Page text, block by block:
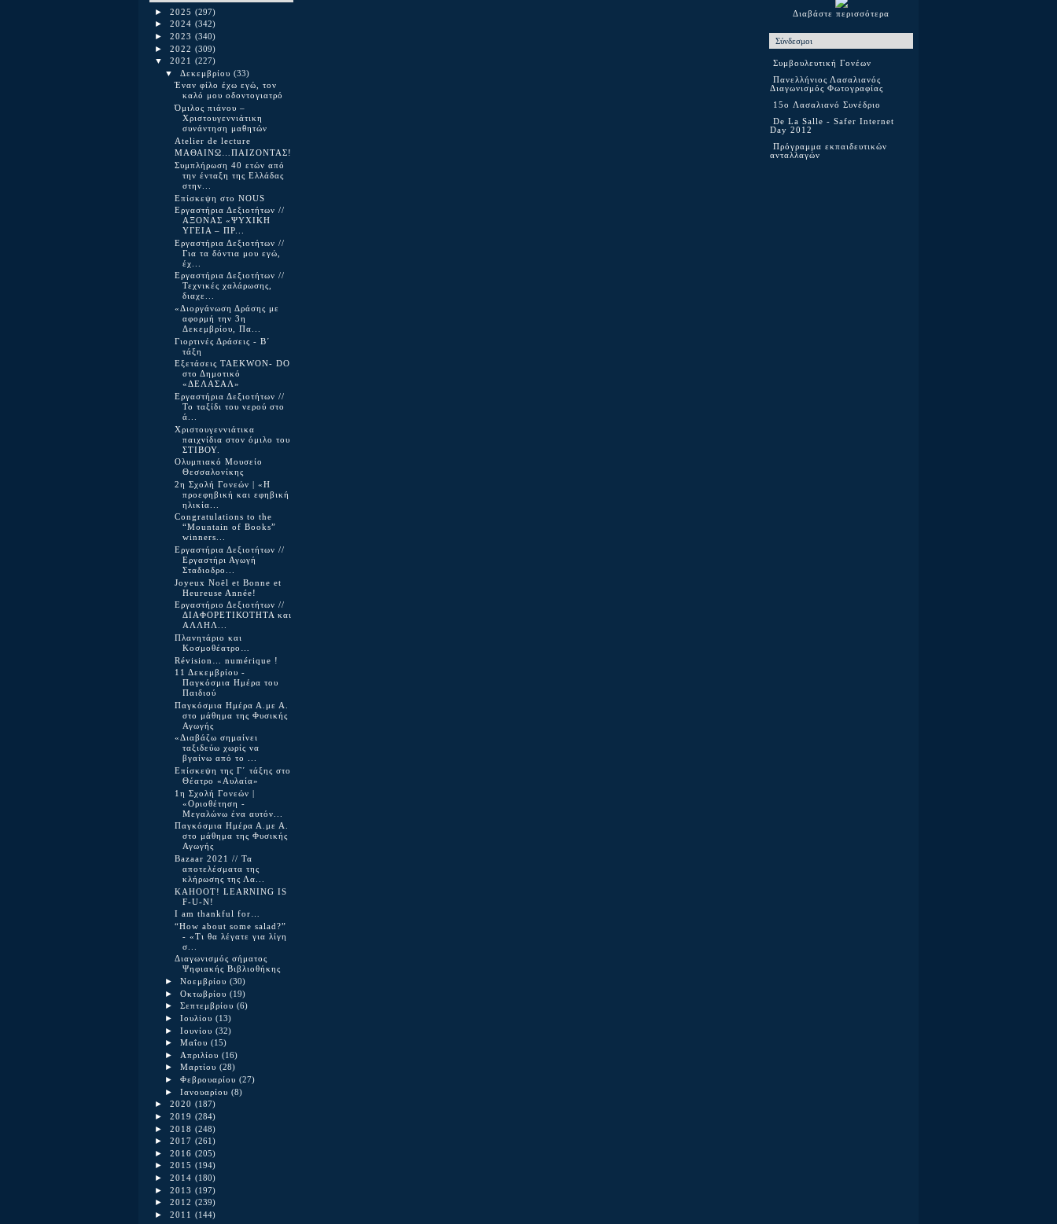
► 2025 (297)
► 2024 (342)
► 2023 (340)
► 2022 (309)
▼ 2021 (227)
▼ Δεκεμβρίου (33)
Έναν φίλο έχω εγώ, τον
καλό μου οδοντογιατρό
Όμιλος πιάνου –
Χριστουγεννιάτικη
συνάντηση μαθητών
Atelier de lecture
ΜΑΘΑΙΝΩ…ΠΑΙΖΟΝΤΑΣ!
Συμπλήρωση 40 ετών από
την ένταξη της Ελλάδας
στην...
Επίσκεψη στο NOUS
Εργαστήρια Δεξιοτήτων //
ΑΞΟΝΑΣ «ΨΥΧΙΚΗ
ΥΓΕΙΑ – ΠΡ...
Εργαστήρια Δεξιοτήτων //
Για τα δόντια μου εγώ,
έχ...
Εργαστήρια Δεξιοτήτων //
Τεχνικές χαλάρωσης,
διαχε...
«Διοργάνωση Δράσης με
αφορμή την 3η
Δεκεμβρίου, Πα...
Γιορτινές Δράσεις - Β΄
τάξη
Εξετάσεις TAEKWON- DO
στο Δημοτικό
«ΔΕΛΑΣΑΛ»
Εργαστήρια Δεξιοτήτων //
Το ταξίδι του νερού στο
ά...
Χριστουγεννιάτικα
παιχνίδια στον όμιλο του
ΣΤΙΒΟΥ.
Ολυμπιακό Μουσείο
Θεσσαλονίκης
2η Σχολή Γονεών | «Η
προεφηβική και εφηβική
ηλικία...
Congratulations to the
“Mountain of Books”
winners...
Εργαστήρια Δεξιοτήτων //
Εργαστήρι Αγωγή
Σταδιοδρο...
Joyeux Noël et Bonne et
Heureuse Année!
Εργαστήριο Δεξιοτήτων //
ΔΙΑΦΟΡΕΤΙΚΟΤΗΤΑ και
ΑΛΛΗΛ...
Πλανητάριο και
Κοσμοθέατρο…
Révision… numérique !
11 Δεκεμβρίου -
Παγκόσμια Ημέρα του
Παιδιού
Παγκόσμια Ημέρα Α.με Α.
στο μάθημα της Φυσικής
Αγωγής
«Διαβάζω σημαίνει
ταξιδεύω χωρίς να
βγαίνω από το ...
Επίσκεψη της Γ΄ τάξης στο
Θέατρο «Αυλαία»
1η Σχολή Γονεών |
«Οριοθέτηση -
Μεγαλώνω ένα αυτόν...
Παγκόσμια Ημέρα Α.με Α.
στο μάθημα της Φυσικής
Αγωγής
Bazaar 2021 // Τα
αποτελέσματα της
κλήρωσης της Λα...
KAHOOT! LEARNING IS
F-U-N!
I am thankful for…
“Ηow about some salad?”
- «Τι θα λέγατε για λίγη
σ...
Διαγωνισμός σήματος
Ψηφιακής Βιβλιοθήκης
► Νοεμβρίου (30)
► Οκτωβρίου (19)
► Σεπτεμβρίου (6)
► Ιουλίου (13)
► Ιουνίου (32)
► Μαΐου (15)
► Απριλίου (16)
► Μαρτίου (28)
► Φεβρουαρίου (27)
► Ιανουαρίου (8)
► 2020 (187)
► 2019 (284)
► 2018 (248)
► 2017 (261)
► 2016 (205)
► 2015 (194)
► 2014 (180)
► 2013 (197)
► 2012 (239)
► 2011 (144)
Διαβάστε περισσότερα
Σύνδεσμοι
Συμβουλευτική Γονέων
Πανελλήνιος Λασαλιανός
Διαγωνισμός Φωτογραφίας
15o Λασαλιανό Συνέδριο
De La Salle - Safer Internet
Day 2012
Πρόγραμμα εκπαιδευτικών
ανταλλαγών